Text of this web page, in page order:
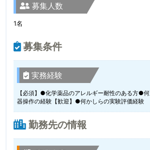
募集人数
1名
募集条件
実務経験
【必須】●化学薬品のアレルギー耐性のある方●
器操作の経験【歓迎】●何かしらの実験評価経験
勤務先の情報